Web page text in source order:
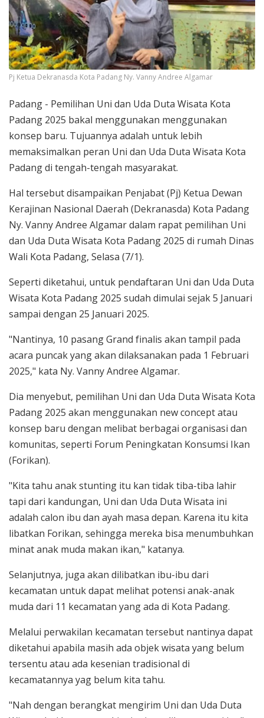
Pj Ketua Dekranasda Kota Padang Ny. Vanny Andree Algamar
Padang - Pemilihan Uni dan Uda Duta Wisata Kota
Padang 2025 bakal menggunakan menggunakan
konsep baru. Tujuannya adalah untuk lebih
memaksimalkan peran Uni dan Uda Duta Wisata Kota
Padang di tengah-tengah masyarakat.
Hal tersebut disampaikan Penjabat (Pj) Ketua Dewan
Kerajinan Nasional Daerah (Dekranasda) Kota Padang
Ny. Vanny Andree Algamar dalam rapat pemilihan Uni
dan Uda Duta Wisata Kota Padang 2025 di rumah Dinas
Wali Kota Padang, Selasa (7/1).
Seperti diketahui, untuk pendaftaran Uni dan Uda Duta
Wisata Kota Padang 2025 sudah dimulai sejak 5 Januari
sampai dengan 25 Januari 2025.
"Nantinya, 10 pasang Grand finalis akan tampil pada
acara puncak yang akan dilaksanakan pada 1 Februari
2025," kata Ny. Vanny Andree Algamar.
Dia menyebut, pemilihan Uni dan Uda Duta Wisata Kota
Padang 2025 akan menggunakan new concept atau
konsep baru dengan melibat berbagai organisasi dan
komunitas, seperti Forum Peningkatan Konsumsi Ikan
(Forikan).
"Kita tahu anak stunting itu kan tidak tiba-tiba lahir
tapi dari kandungan, Uni dan Uda Duta Wisata ini
adalah calon ibu dan ayah masa depan. Karena itu kita
libatkan Forikan, sehingga mereka bisa menumbuhkan
minat anak muda makan ikan," katanya.
Selanjutnya, juga akan dilibatkan ibu-ibu dari
kecamatan untuk dapat melihat potensi anak-anak
muda dari 11 kecamatan yang ada di Kota Padang.
Melalui perwakilan kecamatan tersebut nantinya dapat
diketahui apabila masih ada objek wisata yang belum
tersentu atau ada kesenian tradisional di
kecamatannya yag belum kita tahu.
"Nah dengan berangkat mengirim Uni dan Uda Duta